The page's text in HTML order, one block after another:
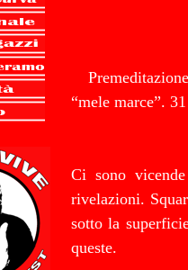
“mele marce”.
Ci sono
rivelazioni.
sotto la
queste.